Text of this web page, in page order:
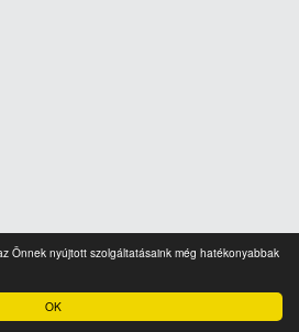
OK
Önnek nyújtott szolgáltatásaink még hatékonyabbak